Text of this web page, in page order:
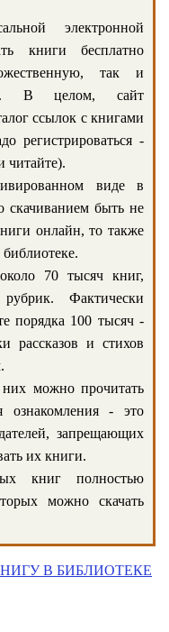
электронной
книги бесплатно
так и
В целом, сайт
ссылок с книгами
регистрироваться -
читайте).
виде в
скачиванием быть не
онлайн, то также
70 тысяч книг,
Фактически
порядка 100 тысяч -
рассказов и стихов
можно прочитать
ознакомления - это
запрещающих
их книги.
книг полностью
можно скачать
В БИБЛИОТЕКЕ